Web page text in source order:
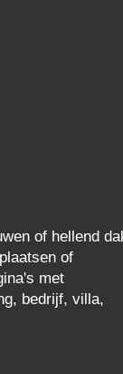
of hellend
of
met
bedrijf, villa,